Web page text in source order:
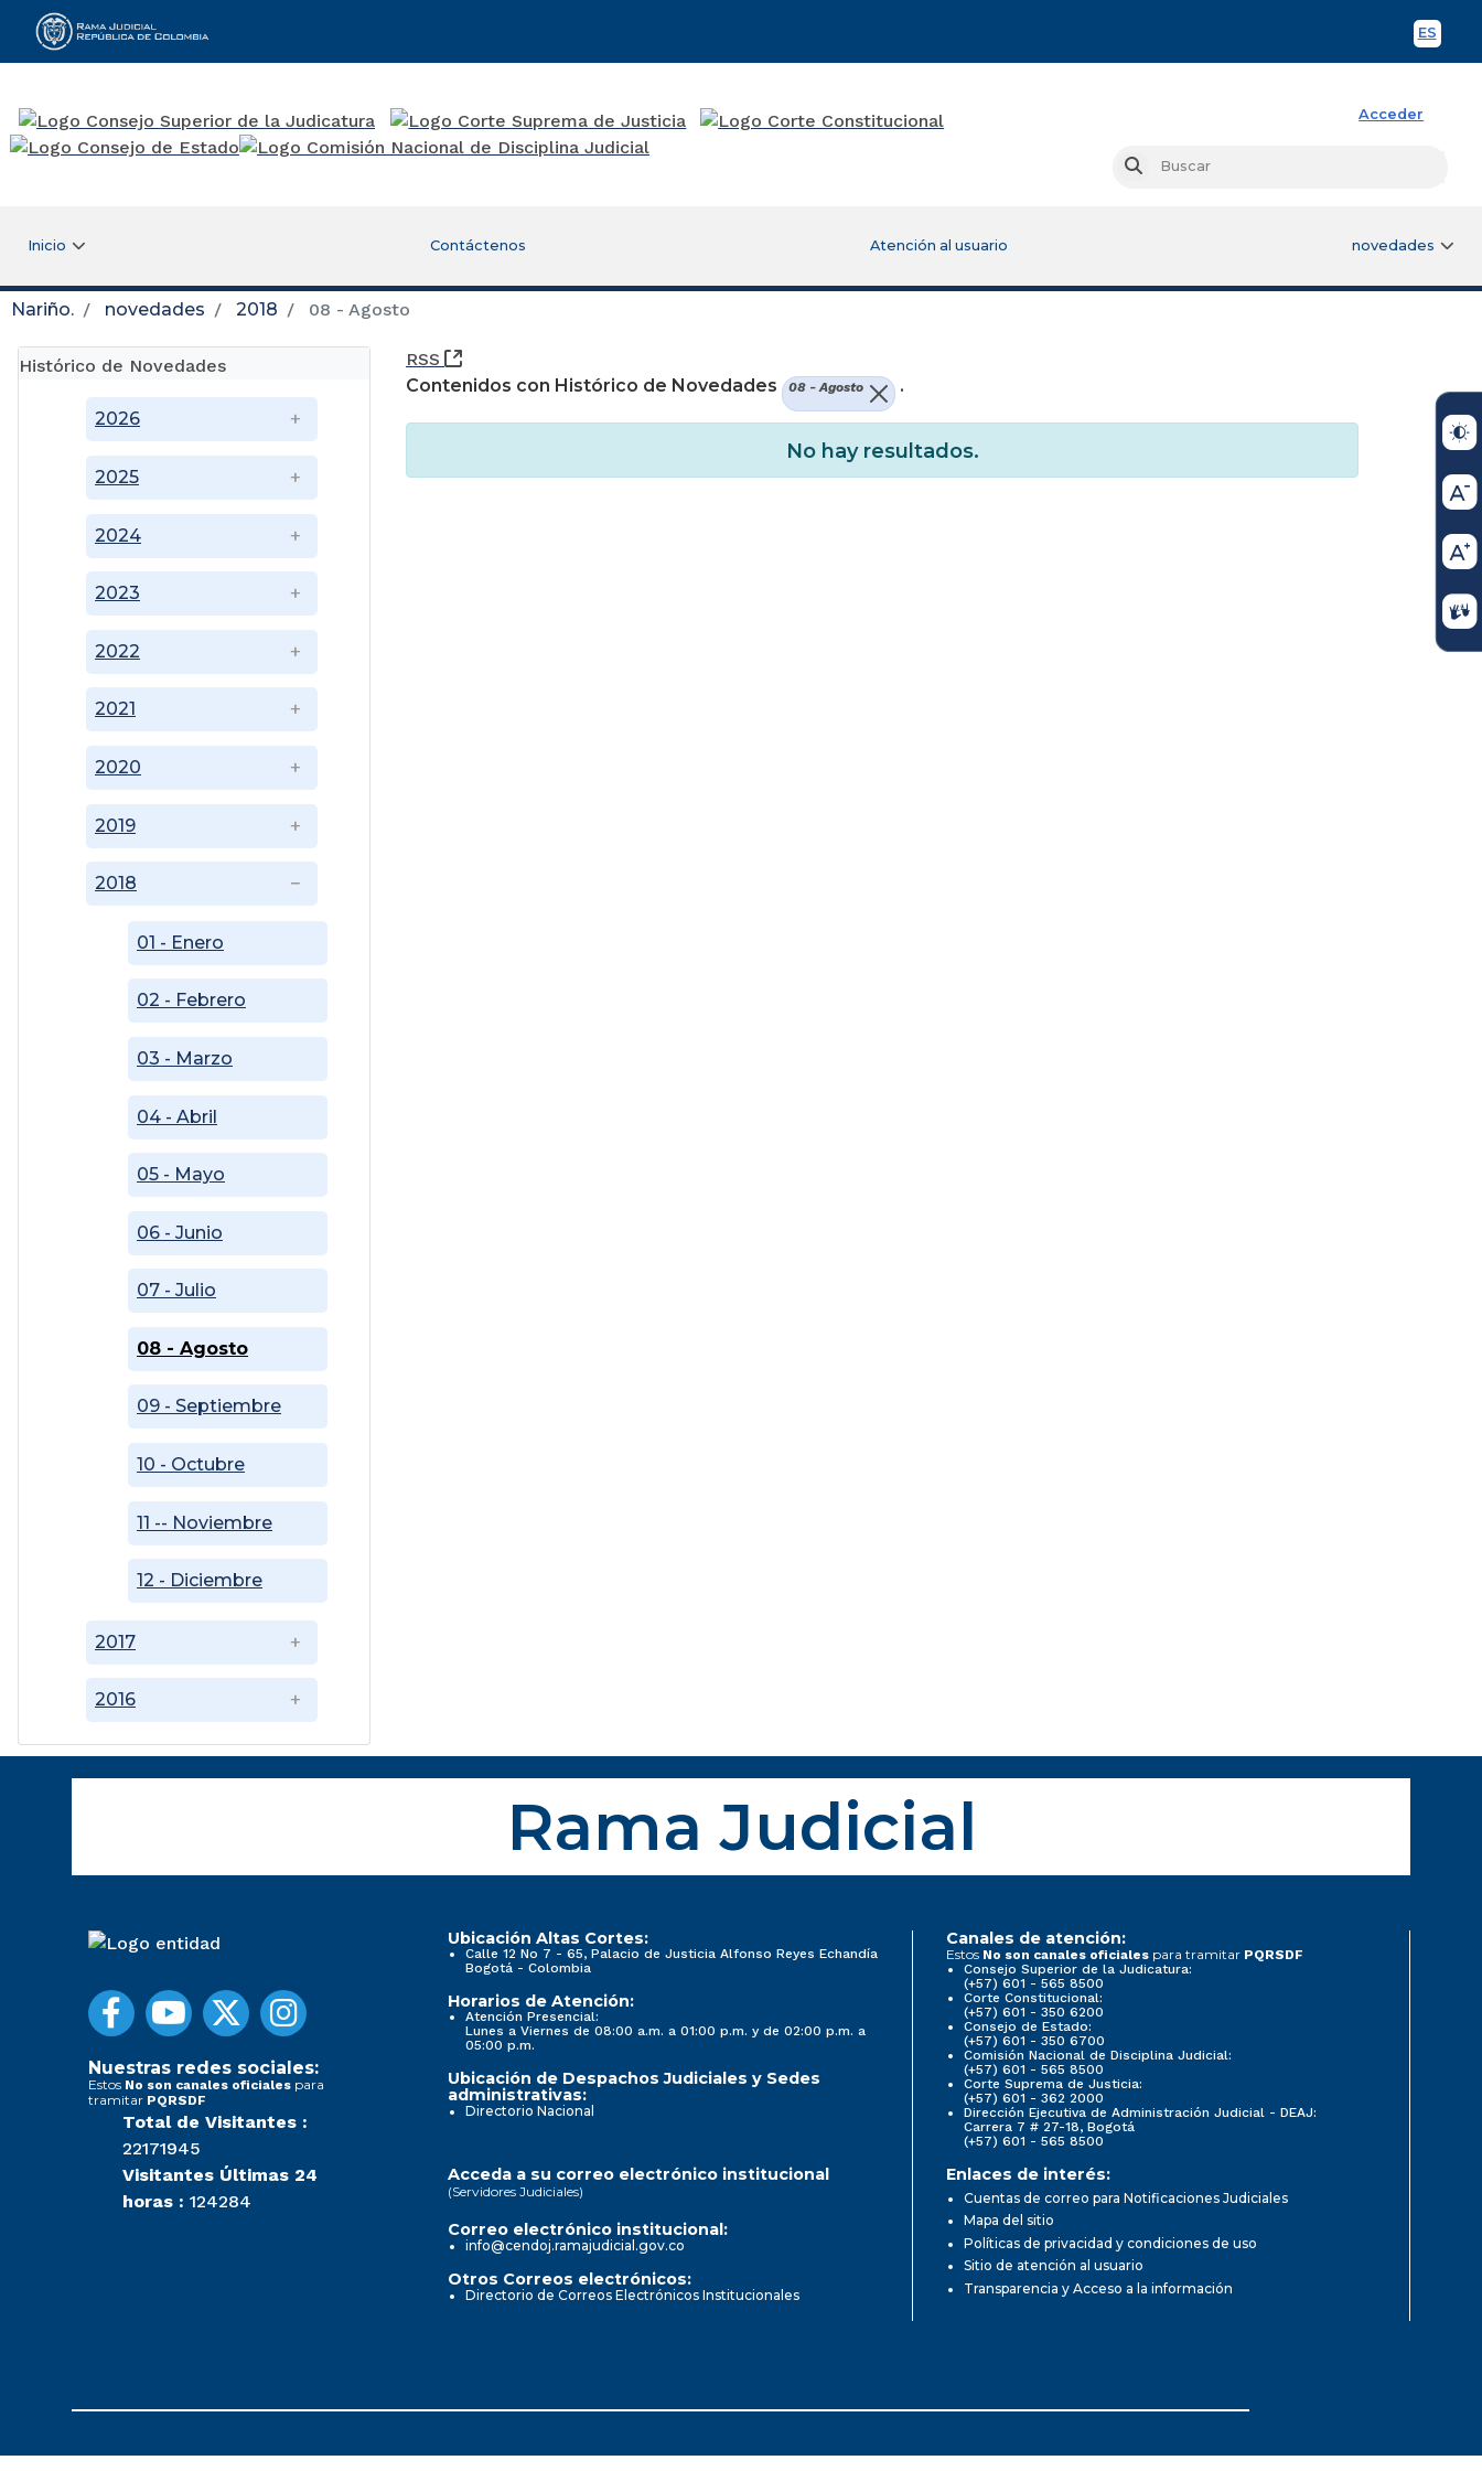
ES
Rama Judicial
Acceder
Buscar
Inicio Contáctenos Atención al usuario novedades
Nariño. novedades 2018 08 - Agosto
Histórico de Novedades
2016
2017
2018
01 - Enero
02 - Febrero
03 - Marzo
04 - Abril
05 - Mayo
06 - Junio
07 - Julio
08 - Agosto
09 - Septiembre
10 - Octubre
11 -- Noviembre
12 - Diciembre
2019
2020
2021
2022
2023
2024
2025
2026
RSS
(Abre una nueva ventana)
Contenidos con Histórico de Novedades
08 - Agosto .
No hay resultados.
Rama Judicial
Nuestras redes sociales:
Estos No son canales oficiales para
tramitar PQRSDF
Total de Visitantes :
22171945
Visitantes Últimas 24
horas : 124284
Ubicación Altas Cortes:
Calle 12 No 7 - 65, Palacio de Justicia Alfonso Reyes Echandía
Bogotá - Colombia
Horarios de Atención:
Atención Presencial:
Lunes a Viernes de 08:00 a.m. a 01:00 p.m. y de 02:00 p.m. a
05:00 p.m.
Ubicación de Despachos Judiciales y Sedes
administrativas:
Directorio Nacional
Canales de atención:
Estos No son canales oficiales para tramitar PQRSDF
Consejo Superior de la Judicatura:
(+57) 601 - 565 8500
Corte Constitucional:
(+57) 601 - 350 6200
Consejo de Estado:
(+57) 601 - 350 6700
Comisión Nacional de Disciplina Judicial:
(+57) 601 - 565 8500
Corte Suprema de Justicia:
(+57) 601 - 362 2000
Dirección Ejecutiva de Administración Judicial - DEAJ:
Carrera 7 # 27-18, Bogotá
(+57) 601 - 565 8500
Acceda a su correo electrónico institucional
(Servidores Judiciales)
Correo electrónico institucional:
info@cendoj.ramajudicial.gov.co
Otros Correos electrónicos:
Directorio de Correos Electrónicos Institucionales
Enlaces de interés:
Cuentas de correo para Notificaciones Judiciales
Mapa del sitio
Políticas de privacidad y condiciones de uso
Sitio de atención al usuario
Transparencia y Acceso a la información